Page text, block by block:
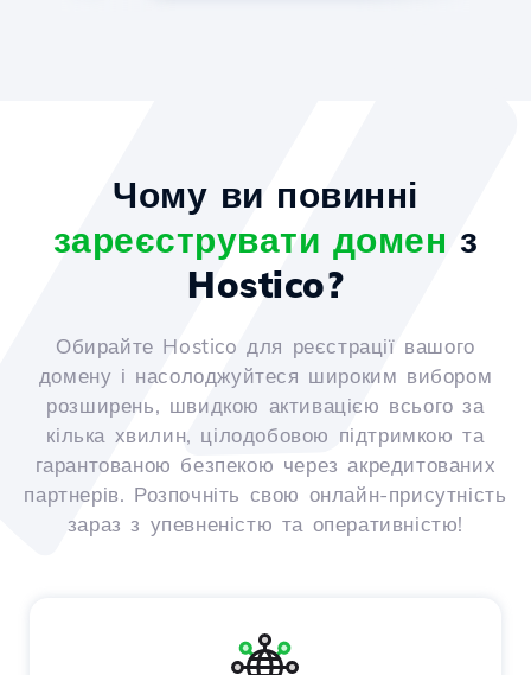
Чому ви повинні
зареєструвати домен з
Hostico?
Обирайте Hostico для реєстрації вашого
домену і насолоджуйтеся широким вибором
розширень, швидкою активацією всього за
кілька хвилин, цілодобовою підтримкою та
гарантованою безпекою через акредитованих
партнерів. Розпочніть свою онлайн-присутність
зараз з упевненістю та оперативністю!